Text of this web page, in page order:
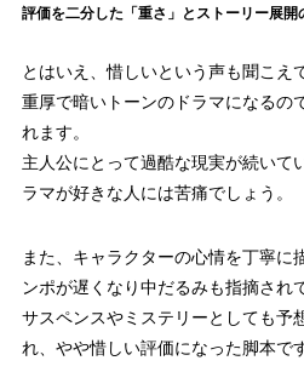
評価を二分した「重さ」とストーリー展開
とはいえ、惜しいという声も聞こえ
重厚で暗いトーンのドラマになるの
れます。
主人公にとって過酷な現実が続いて
ラマが好きな人には苦痛でしょう。
また、キャラクターの心情を丁寧に
ンポが遅くなり中だるみも指摘され
サスペンスやミステリーとしても予
れ、やや惜しい評価になった脚本です